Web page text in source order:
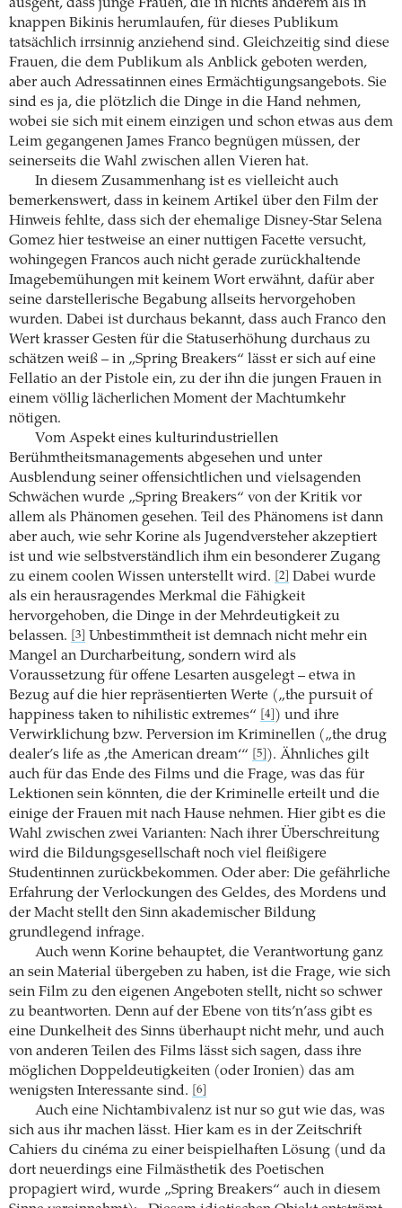
ausgeht, dass junge Frauen, die in nichts anderem als in
knappen Bikinis herumlaufen, für dieses Publikum
tatsächlich irrsinnig anziehend sind. Gleichzeitig sind diese
Frauen, die dem Publikum als Anblick geboten werden,
aber auch Adressatinnen eines Ermächtigungsangebots. Sie
sind es ja, die plötzlich die Dinge in die Hand nehmen,
wobei sie sich mit einem einzigen und schon etwas aus dem
Leim gegangenen James Franco begnügen müssen, der
seinerseits die Wahl zwischen allen Vieren hat.
In diesem Zusammenhang ist es vielleicht auch
bemerkenswert, dass in keinem Artikel über den Film der
Hinweis fehlte, dass sich der ehemalige Disney-Star Selena
Gomez hier testweise an einer nuttigen Facette versucht,
wohingegen Francos auch nicht gerade zurückhaltende
Imagebemühungen mit keinem Wort erwähnt, dafür aber
seine darstellerische Begabung allseits hervorgehoben
wurden. Dabei ist durchaus bekannt, dass auch Franco den
Wert krasser Gesten für die Statuserhöhung durchaus zu
schätzen weiß – in „Spring Breakers“ lässt er sich auf eine
Fellatio an der Pistole ein, zu der ihn die jungen Frauen in
einem völlig lächerlichen Moment der Machtumkehr
nötigen.
Vom Aspekt eines kulturindustriellen
Berühmtheitsmanagements abgesehen und unter
Ausblendung seiner offensichtlichen und vielsagenden
Schwächen wurde „Spring Breakers“ von der Kritik vor
allem als Phänomen gesehen. Teil des Phänomens ist dann
aber auch, wie sehr Korine als Jugendversteher akzeptiert
ist und wie selbstverständlich ihm ein besonderer Zugang
zu einem coolen Wissen unterstellt wird.
[2]
Dabei wurde
als ein herausragendes Merkmal die Fähigkeit
hervorgehoben, die Dinge in der Mehrdeutigkeit zu
belassen.
[3]
Unbestimmtheit ist demnach nicht mehr ein
Mangel an Durcharbeitung, sondern wird als
Voraussetzung für offene Lesarten ausgelegt – etwa in
Bezug auf die hier repräsentierten Werte („the pursuit of
happiness taken to nihilistic extremes“
[4] ) und ihre
Verwirklichung bzw. Perversion im Kriminellen („the drug
dealer’s life as ,the American dream‘“
[5] ). Ähnliches gilt
auch für das Ende des Films und die Frage, was das für
Lektionen sein könnten, die der Kriminelle erteilt und die
einige der Frauen mit nach Hause nehmen. Hier gibt es die
Wahl zwischen zwei Varianten: Nach ihrer Überschreitung
wird die Bildungsgesellschaft noch viel fleißigere
Studentinnen zurückbekommen. Oder aber: Die gefährliche
Erfahrung der Verlockungen des Geldes, des Mordens und
der Macht stellt den Sinn akademischer Bildung
grundlegend infrage.
Auch wenn Korine behauptet, die Verantwortung ganz
an sein Material übergeben zu haben, ist die Frage, wie sich
sein Film zu den eigenen Angeboten stellt, nicht so schwer
zu beantworten. Denn auf der Ebene von tits’n’ass gibt es
eine Dunkelheit des Sinns überhaupt nicht mehr, und auch
von anderen Teilen des Films lässt sich sagen, dass ihre
möglichen Doppeldeutigkeiten (oder Ironien) das am
wenigsten Interessante sind.
[6]
Auch eine Nichtambivalenz ist nur so gut wie das, was
sich aus ihr machen lässt. Hier kam es in der Zeitschrift
Cahiers du cinéma zu einer beispielhaften Lösung (und da
dort neuerdings eine Filmästhetik des Poetischen
propagiert wird, wurde „Spring Breakers“ auch in diesem